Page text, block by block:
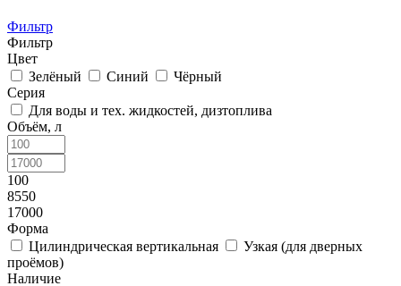
Фильтр
Фильтр
Цвет
Зелёный
Синий
Чёрный
Серия
Для воды и тех. жидкостей, дизтоплива
Объём, л
100
8550
17000
Форма
Цилиндрическая вертикальная
Узкая (для дверных
проёмов)
Наличие